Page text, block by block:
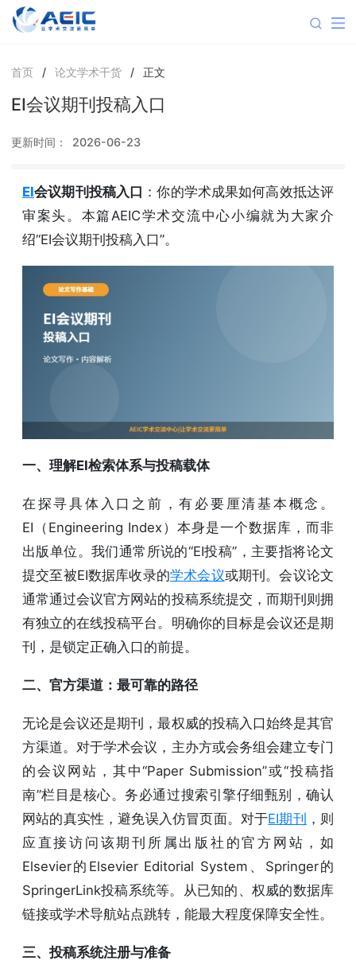
首页 / 论文学术干货 / 正文
EI会议期刊投稿入口
更新时间： 2026-06-23
EI会议期刊投稿入口 ：你的学术成果如何高效抵达评
审案头。本篇AEIC学术交流中心小编就为大家介
绍“EI会议期刊投稿入口”。
一、理解EI检索体系与投稿载体
在探寻具体入口之前，有必要厘清基本概念。
EI（Engineering Index）本身是一个数据库，而非
出版单位。我们通常所说的“EI投稿”，主要指将论文
提交至被EI数据库收录的学术会议或期刊。会议论文
通常通过会议官方网站的投稿系统提交，而期刊则拥
有独立的在线投稿平台。明确你的目标是会议还是期
刊，是锁定正确入口的前提。
二、官方渠道：最可靠的路径
无论是会议还是期刊，最权威的投稿入口始终是其官
方渠道。对于学术会议，主办方或会务组会建立专门
的会议网站，其中“Paper Submission”或“投稿指
南”栏目是核心。务必通过搜索引擎仔细甄别，确认
网站的真实性，避免误入仿冒页面。对于EI期刊 ，则
应直接访问该期刊所属出版社的官方网站，如
Elsevier的Elsevier Editorial System、Springer的
SpringerLink投稿系统等。从已知的、权威的数据库
链接或学术导航站点跳转，能最大程度保障安全性。
三、投稿系统注册与准备